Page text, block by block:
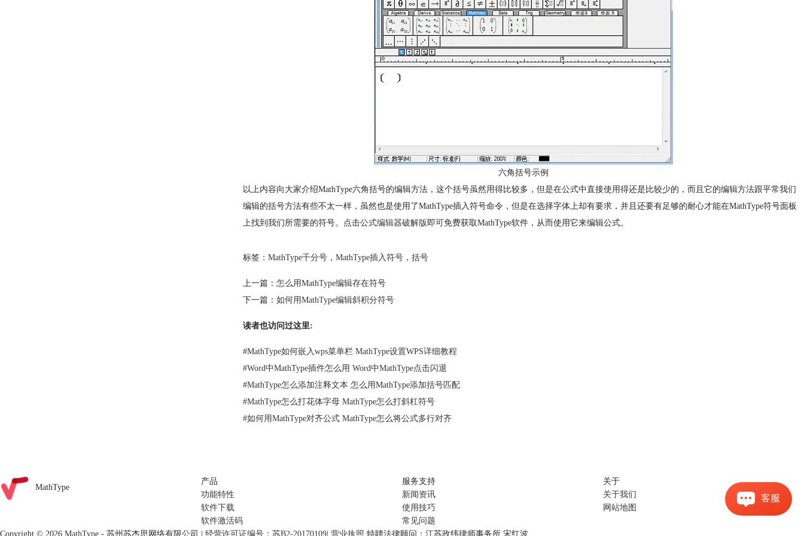
客服
六角括号示例
以上内容向大家介绍MathType六角括号的编辑方法，这个括号虽然用得比较多，但是在公式中直接使用得还是比较少的，而且它的编辑方法跟平常我们
编辑的括号方法有些不太一样，虽然也是使用了MathType插入符号命令，但是在选择字体上却有要求，并且还要有足够的耐心才能在MathType符号面板
上找到我们所需要的符号。点击公式编辑器破解版 即可免费获取MathType软件，从而使用它来编辑公式。
标签： MathType千分号 ， MathType插入符号 ， 括号
上一篇： 怎么用MathType编辑存在符号
下一篇： 如何用MathType编辑斜积分符号
读者也访问过这里:
#MathType如何嵌入wps菜单栏 MathType设置WPS详细教程
#Word中MathType插件怎么用 Word中MathType点击闪退
#MathType怎么添加注释文本 怎么用MathType添加括号匹配
#MathType怎么打花体字母 MathType怎么打斜杠符号
#如何用MathType对齐公式 MathType怎么将公式多行对齐
MathType
产品
功能特性
软件下载
软件激活码
服务支持
新闻资讯
使用技巧
常见问题
关于
关于我们
网站地图
Copyright © 2026 MathType - 苏州苏杰思网络有限公司 经营许可证编号：苏B2-20170109 营业执照 特聘法律顾问：江苏政纬律师事务所 宋红波